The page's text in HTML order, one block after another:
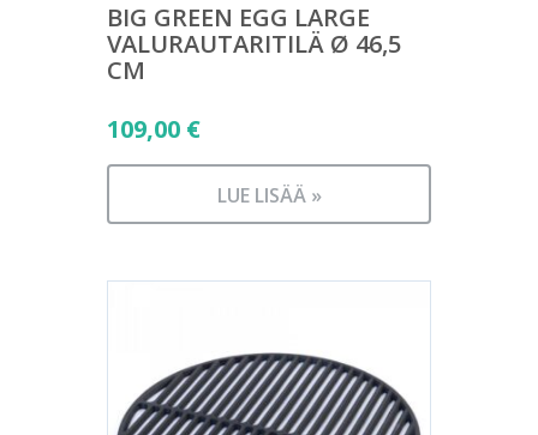
BIG GREEN EGG LARGE
VALURAUTARITILÄ Ø 46,5
CM
109,00 €
LUE LISÄÄ »